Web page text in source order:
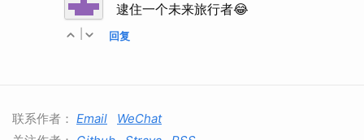
逮住一个未来旅行者😂
回复
联系作者： Email
WeChat